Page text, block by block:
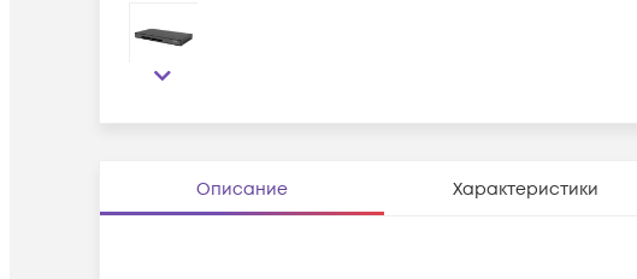
Описание Характеристики